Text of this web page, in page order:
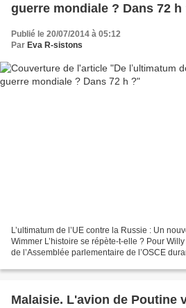
guerre mondiale ? Dans 72 h
Publié le 20/07/2014 à 05:12
Par Eva R-sistons
L’ultimatum de l’UE contre la Russie : Un
Wimmer L’histoire se répète-t-elle ? Pour
de l’Assemblée parlementaire de l’OSCE
Malaisie. L'avion de Poutine